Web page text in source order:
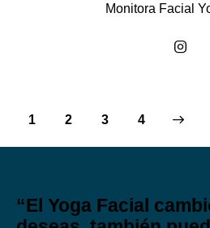
Monitora Facial
1 2 3 4
“El Yoga Facial